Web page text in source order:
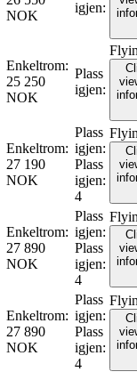
NOK
igjen:
Enkeltrom:
25 250
NOK
Plass
igjen:
Enkeltrom:
27 190
NOK
Plass
igjen:
Plass
igjen:
4
Enkeltrom:
27 890
NOK
Plass
igjen:
Plass
igjen:
4
Enkeltrom:
27 890
NOK
Plass
igjen:
Plass
igjen:
4